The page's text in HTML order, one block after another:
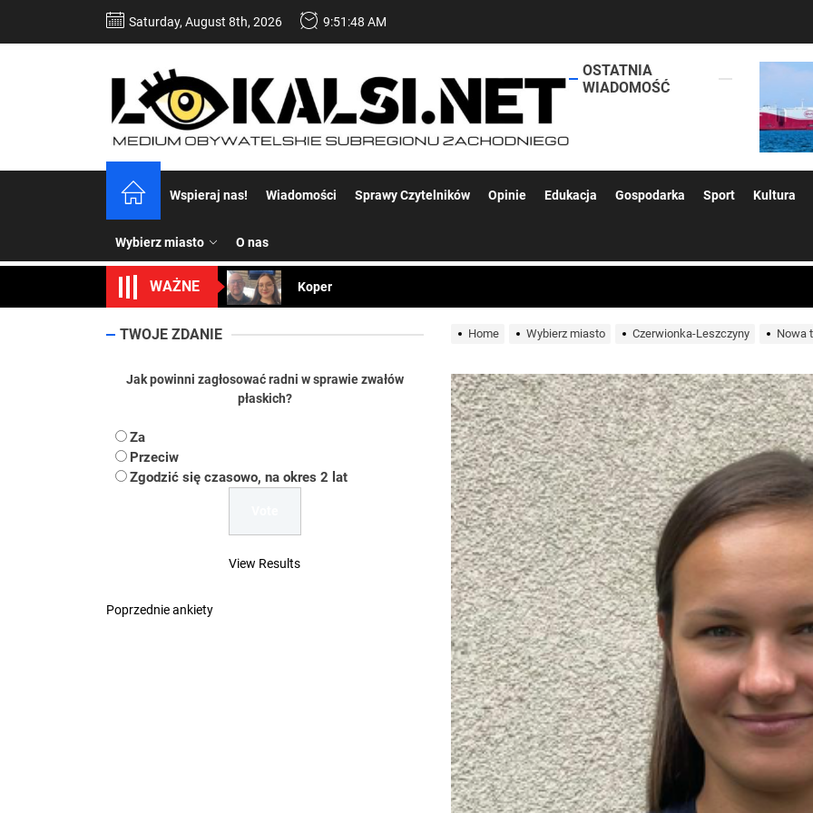
Saturday, August 8th, 2026 9:51:49 AM
lokalsi.net
OSTATNIA
WIADOMOŚĆ
Wspieraj nas! Wiadomości Sprawy Czytelników Opinie Edukacja Gospodarka Sport Kultura
Wybierz miasto O nas
WAŻNE
Koper – część 2.
Uwaga Dębieńsko – woda nieprzydatna do spożycia!!!
Uwaga Dębieńsko – woda nieprzydatna do spożycia!!!
Ilu mieszkańców ma Rybnik?
Dość komentowania kolejnych afer w ochronie zdrowia — czas zacząć mówić o
Home Wybierz miasto Czerwionka-Leszczyny Nowa
TWOJE ZDANIE
Jak powinni zagłosować radni w sprawie zwałów
płaskich?
Za
Przeciw
Zgodzić się czasowo, na okres 2 lat
View Results
Poprzednie ankiety